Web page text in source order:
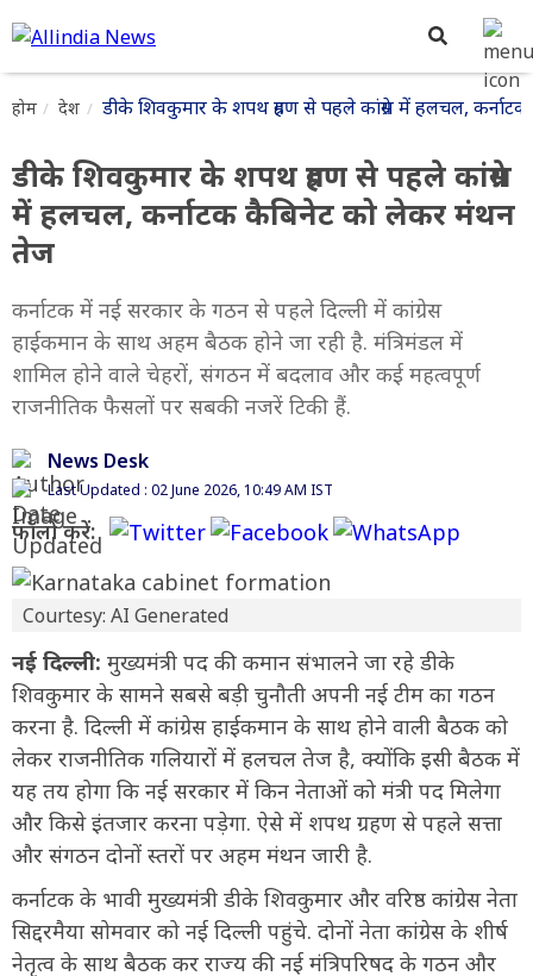
होम देश डीके शिवकुमार के शपथ ग्रहण से पहले कांग्रेस में हलचल,
डीके शिवकुमार के शपथ ग्रहण से पहले कांग्रेस
में हलचल, कर्नाटक कैबिनेट को लेकर मंथन
तेज
कर्नाटक में नई सरकार के गठन से पहले दिल्ली में कांग्रेस
हाईकमान के साथ अहम बैठक होने जा रही है. मंत्रिमंडल में
शामिल होने वाले चेहरों, संगठन में बदलाव और कई महत्वपूर्ण
राजनीतिक फैसलों पर सबकी नजरें टिकी हैं.
News Desk
Last Updated : 02 June 2026, 10:49 AM IST
फॉलो करें:
Courtesy: AI Generated
नई दिल्ली: मुख्यमंत्री पद की कमान संभालने जा रहे डीके
शिवकुमार के सामने सबसे बड़ी चुनौती अपनी नई टीम का गठन
करना है. दिल्ली में कांग्रेस हाईकमान के साथ होने वाली बैठक को
लेकर राजनीतिक गलियारों में हलचल तेज है, क्योंकि इसी बैठक में
यह तय होगा कि नई सरकार में किन नेताओं को मंत्री पद मिलेगा
और किसे इंतजार करना पड़ेगा. ऐसे में शपथ ग्रहण से पहले सत्ता
और संगठन दोनों स्तरों पर अहम मंथन जारी है.
कर्नाटक के भावी मुख्यमंत्री डीके शिवकुमार और वरिष्ठ कांग्रेस नेता
सिद्दरमैया सोमवार को नई दिल्ली पहुंचे. दोनों नेता कांग्रेस के शीर्ष
नेतृत्व के साथ बैठक कर राज्य की नई मंत्रिपरिषद के गठन और